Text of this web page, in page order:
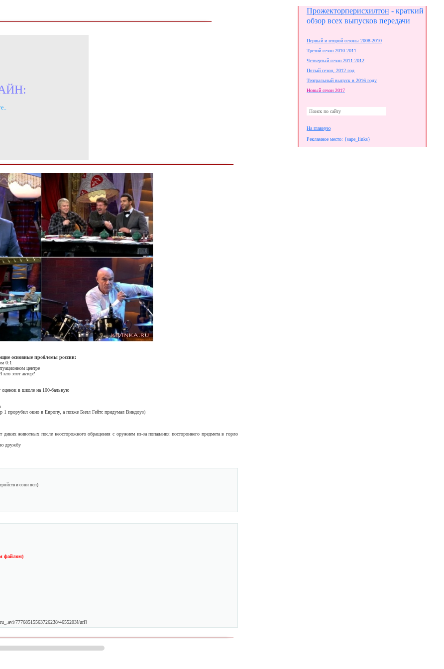
основные проблемы россии:
0:1
центре
этот актер?
оценок в школе на 100-бальную
1 прорубил окно в Европу, а позже Билл Гейтс придумал Виндоуз)
диких животных после неосторожного обращения с оружием из-за попадания постороннего предмета в горло
дружбу
и сони псп)
файлом)
77768515563726238/4655203[/url]
Прожекторперисхилтон - краткий
обзор всех выпусков передачи
Первый и второй сезоны 2008-2010
Третий сезон 2010-2011
Четвертый сезон 2011-2012
Пятый сезон, 2012 год
Театральный выпуск в 2016 году
Новый сезон 2017
На главную
Рекламное место: {sape_links}